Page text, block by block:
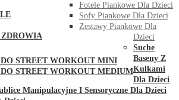
DO STREET WORKOUT MINI
DO STREET WORKOUT MEDIUM
Fotele Piankowe Dla Dzieci
Sofy Piankowe Dla Dzieci
Zestawy Piankowe Dla
Dzieci
Suche
Baseny Z
Kulkami
Dla Dzieci
Manipulacyjne I Sensoryczne Dla Dzieci